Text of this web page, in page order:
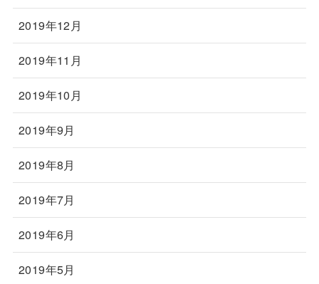
2019年12月
2019年11月
2019年10月
2019年9月
2019年8月
2019年7月
2019年6月
2019年5月